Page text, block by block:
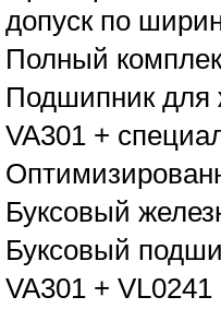
допуск по
Полный
Подшипник для
VA301 +
Буксовый
Буксовый
VA301 + VL0241